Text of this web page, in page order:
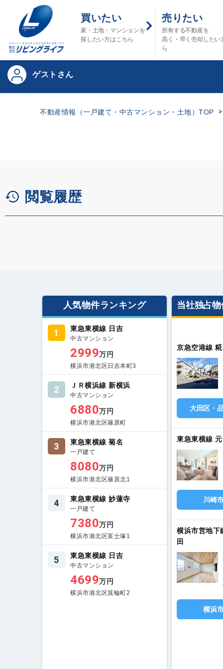
買いたい
家・土地・マンションを
探したい方はこちら
売りたい
所有する不動産を
高く・早く売却したい
ら
ゲストさん
不動産情報（一戸建て・中古マンション・土地）TOP
閲覧履歴
人気物件ランキング
1 東急東横線 日吉
中古マンション
2999万円
横浜市港北区日吉本町3
2 ＪＲ横浜線 新横浜
中古マンション
6880万円
横浜市港北区篠原町
3 東急東横線 菊名
一戸建て
8080万円
横浜市港北区篠原北1
4 東急東横線 妙蓮寺
一戸建て
7380万円
横浜市港北区富士塚1
5 東急東横線 日吉
中古マンション
4699万円
横浜市港北区箕輪町2
当社独占
京急空港線
大田区・
東急東横線
川崎
横浜市営地下
田
横浜